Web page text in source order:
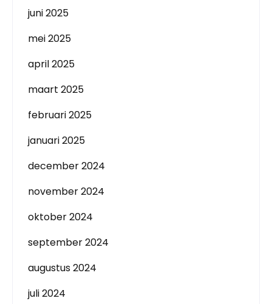
juni 2025
mei 2025
april 2025
maart 2025
februari 2025
januari 2025
december 2024
november 2024
oktober 2024
september 2024
augustus 2024
juli 2024